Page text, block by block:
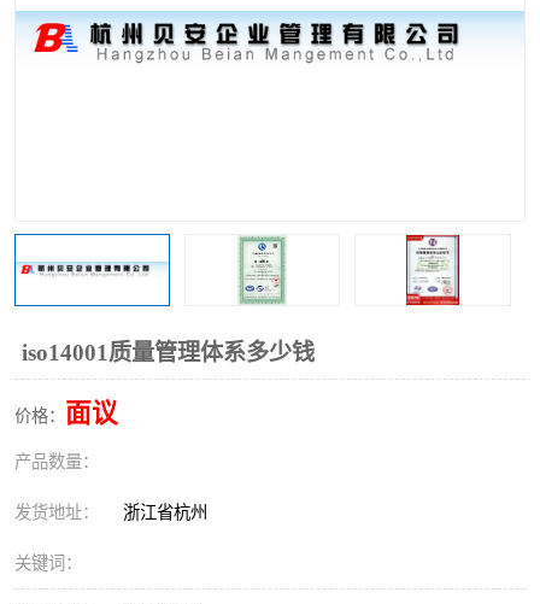
iso14001质量管理体系多少钱
价格： 面议
产品数量：
发货地址： 浙江省杭州
关键词：